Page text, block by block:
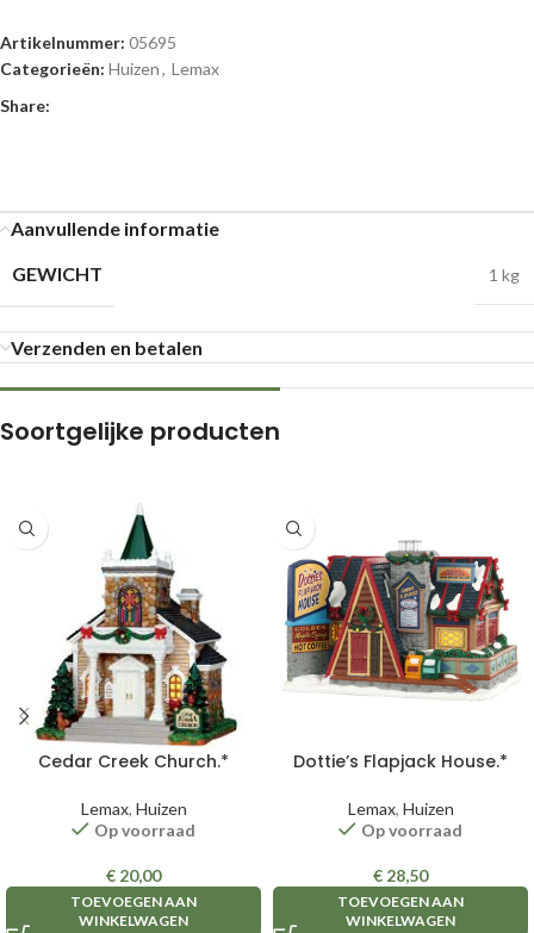
Artikelnummer: 05695
Categorieën: Huizen, Lemax
Share:
Aanvullende informatie
GEWICHT
1 kg
Verzenden en betalen
Soortgelijke producten
Cedar Creek Church.*
Lemax, Huizen
Op voorraad
€ 20,00
TOEVOEGEN AAN
WINKELWAGEN
Dottie’s Flapjack House.*
Lemax, Huizen
Op voorraad
€ 28,50
TOEVOEGEN AAN
WINKELWAGEN